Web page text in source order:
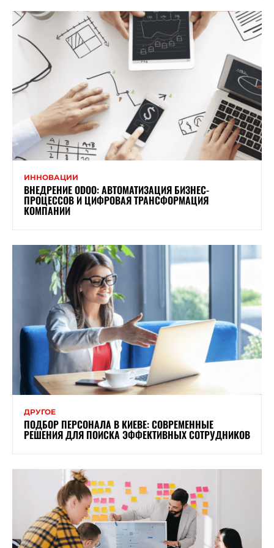
ИННОВАЦИИ
ВНЕДРЕНИЕ ODOO: АВТОМАТИЗАЦИЯ БИЗНЕС-
ПРОЦЕССОВ И ЦИФРОВАЯ ТРАНСФОРМАЦИЯ
КОМПАНИИ
ДРУГОЕ
ПОДБОР ПЕРСОНАЛА В КИЕВЕ: СОВРЕМЕННЫЕ
РЕШЕНИЯ ДЛЯ ПОИСКА ЭФФЕКТИВНЫХ СОТРУДНИКОВ